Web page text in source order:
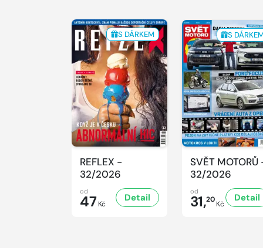
S DÁRKEM
REFLEX -
32/2026
od
47 Kč
Detail
S
SVĚT MOTORŮ
32/2026
od
31,20Kč
Detail